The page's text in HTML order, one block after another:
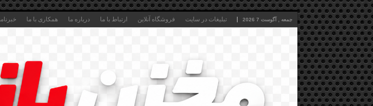
جمعه , آگوست 7 2026 تبلیغات در سایت فروشگاه آنلاین ارتباط با ما درباره ما همکاری با ما